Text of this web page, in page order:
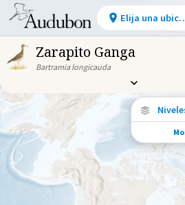
Zarapito Ganga
Bartramia longicauda
Vea dónde
el año.
Ave
Elija una